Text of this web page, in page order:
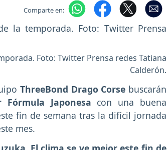
Comparte en:
Foto: Twitter Prensa redes Tatiana
Calderón.
ThreeBond Drago Corse buscarán
Fórmula Japonesa con una buena
fin de semana tras la difícil jornada
mes.